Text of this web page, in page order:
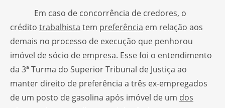
Em caso de concorrência de credores, o
crédito trabalhista tem preferência em relação aos
demais no processo de execução que penhorou
imóvel de sócio de empresa. Esse foi o entendimento
da 3ª Turma do Superior Tribunal de Justiça ao
manter direito de preferência a três ex-empregados
de um posto de gasolina após imóvel de um dos